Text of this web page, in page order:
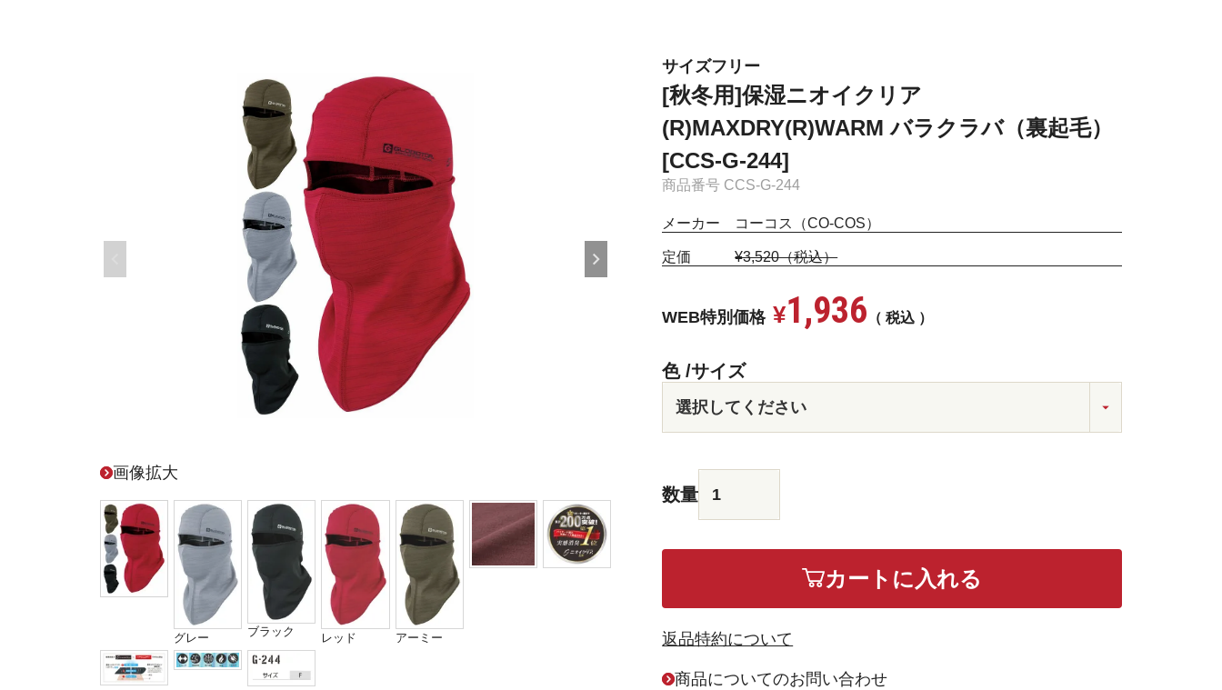
サイズフリー
[秋冬用]保湿ニオイクリア
(R)MAXDRY(R)WARM バラクラバ（裏起毛）
[CCS-G-244]
商品番号 CCS-G-244
画像拡大
グレー ブラック レッド アーミー
メーカー コーコス（CO-COS）
定価¥3,520（税込）
WEB特別価格 ¥1,936 税込
色 サイズ
カートに入れる
返品特約について
商品についてのお問い合わせ